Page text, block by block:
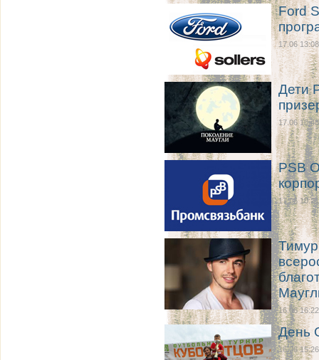
Ford
17.06 13:08
Дети
17.06 10:48
PSB
17.06 10:21
16.06 16:22
День
16.06 15:26